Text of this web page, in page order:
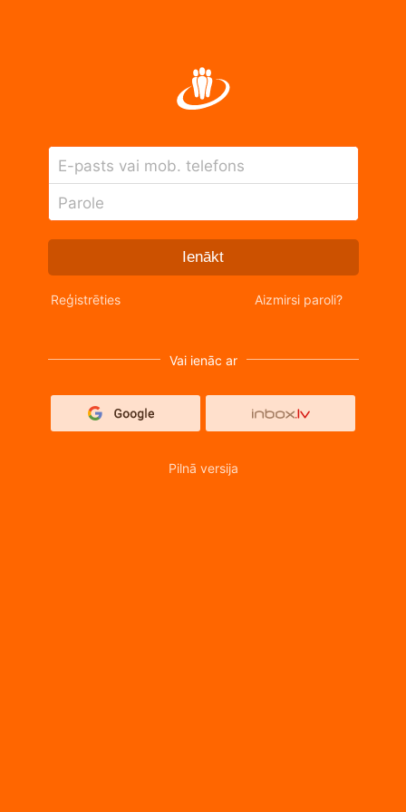
E-pasts vai mob. telefons
Parole
Ienākt
Reģistrēties Aizmirsi paroli?
Vai ienāc ar
Pilnā versija